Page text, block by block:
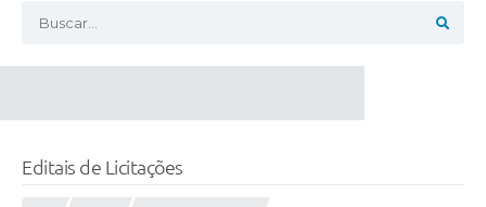
Buscar...
Editais de Licitações